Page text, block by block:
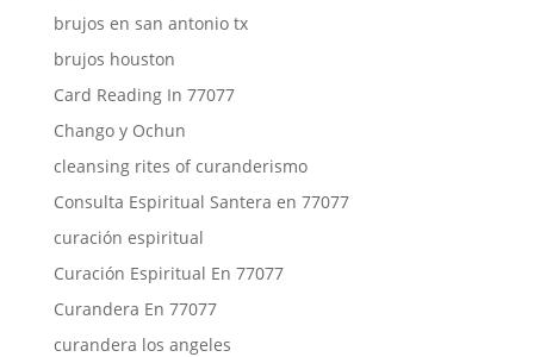
brujos en san antonio tx
brujos houston
Card Reading In 77077
Chango y Ochun
cleansing rites of curanderismo
Consulta Espiritual Santera en 77077
curación espiritual
Curación Espiritual En 77077
Curandera En 77077
curandera los angeles